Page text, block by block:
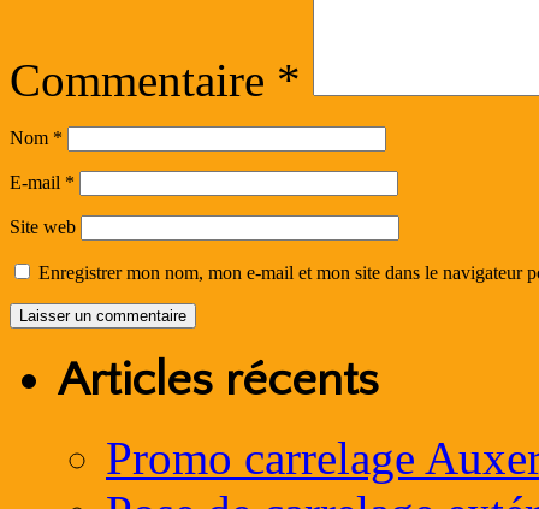
Commentaire *
Nom *
E-mail *
Site web
Enregistrer mon nom, mon e-mail et mon site dans le navigateur
Articles récents
Promo carrelage